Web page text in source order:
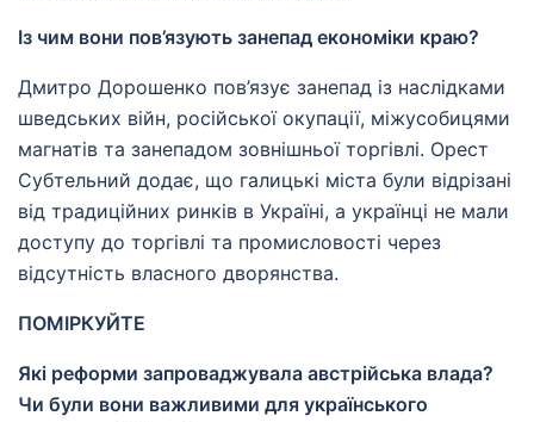
Із чим вони пов’язують занепад економіки краю?
Дмитро Дорошенко пов’язує занепад із наслідками
шведських війн, російської окупації, міжусобицями
магнатів та занепадом зовнішньої торгівлі. Орест
Субтельний додає, що галицькі міста були відрізані
від традиційних ринків в Україні, а українці не мали
доступу до торгівлі та промисловості через
відсутність власного дворянства.
ПОМІРКУЙТЕ
Які реформи запроваджувала австрійська влада?
Чи були вони важливими для українського